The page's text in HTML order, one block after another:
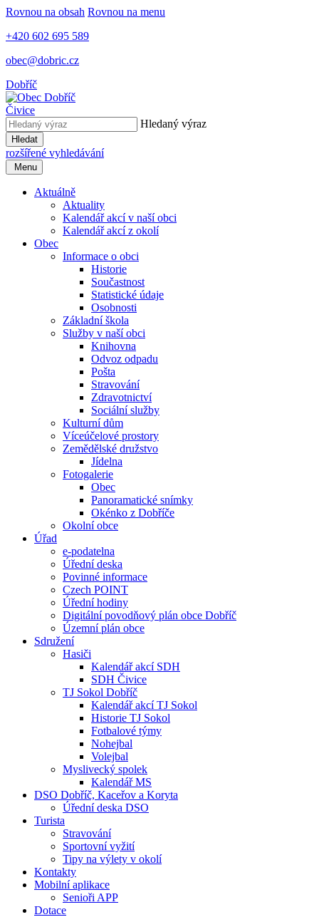
Rovnou na obsah Rovnou na menu
+420 602 695 589
obec@dobric.cz
Dobříč
Čivice
Hledaný výraz
Hledat
rozšířené vyhledávání
Menu
Aktuálně
Aktuality
Kalendář akcí v naší obci
Kalendář akcí z okolí
Obec
Informace o obci
Historie
Součastnost
Statistické údaje
Osobnosti
Základní škola
Služby v naší obci
Knihovna
Odvoz odpadu
Pošta
Stravování
Zdravotnictví
Sociální služby
Kulturní dům
Víceúčelové prostory
Zemědělské družstvo
Jídelna
Fotogalerie
Obec
Panoramatické snímky
Okénko z Dobříče
Okolní obce
Úřad
e-podatelna
Úřední deska
Povinné informace
Czech POINT
Úřední hodiny
Digitální povodňový plán obce Dobříč
Územní plán obce
Sdružení
Hasiči
Kalendář akcí SDH
SDH Čivice
TJ Sokol Dobříč
Kalendář akcí TJ Sokol
Historie TJ Sokol
Fotbalové týmy
Nohejbal
Volejbal
Myslivecký spolek
Kalendář MS
DSO Dobříč, Kaceřov a Koryta
Úřední deska DSO
Turista
Stravování
Sportovní vyžití
Tipy na výlety v okolí
Kontakty
Mobilní aplikace
Senioři APP
Dotace